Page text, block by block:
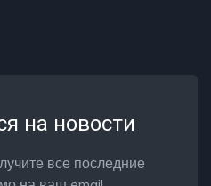
на новости
все последние